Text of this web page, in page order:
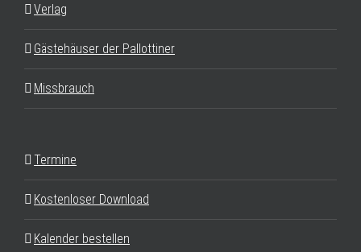
Verlag
Gästehäuser der Pallottiner
Missbrauch
Termine
Kostenloser Download
Kalender bestellen